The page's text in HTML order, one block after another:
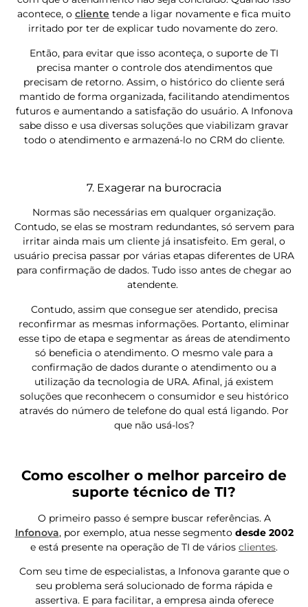
acontece, o cliente tende a ligar novamente e fica muito
irritado por ter de explicar tudo novamente do zero.
Então, para evitar que isso aconteça, o suporte de TI
precisa manter o controle dos atendimentos que
precisam de retorno. Assim, o histórico do cliente será
mantido de forma organizada, facilitando atendimentos
futuros e aumentando a satisfação do usuário. A Infonova
sabe disso e usa diversas soluções que viabilizam gravar
todo o atendimento e armazená-lo no CRM do cliente.
7. Exagerar na burocracia
Normas são necessárias em qualquer organização.
Contudo, se elas se mostram redundantes, só servem para
irritar ainda mais um cliente já insatisfeito. Em geral, o
usuário precisa passar por várias etapas diferentes de URA
para confirmação de dados. Tudo isso antes de chegar ao
atendente.
Contudo, assim que consegue ser atendido, precisa
reconfirmar as mesmas informações. Portanto, eliminar
esse tipo de etapa e segmentar as áreas de atendimento
só beneficia o atendimento. O mesmo vale para a
confirmação de dados durante o atendimento ou a
utilização da tecnologia de URA. Afinal, já existem
soluções que reconhecem o consumidor e seu histórico
através do número de telefone do qual está ligando. Por
que não usá-los?
Como escolher o melhor parceiro de
suporte técnico de TI?
O primeiro passo é sempre buscar referências. A
Infonova, por exemplo, atua nesse segmento desde 2002
e está presente na operação de TI de vários clientes.
Com seu time de especialistas, a Infonova garante que o
seu problema será solucionado de forma rápida e
assertiva. E para facilitar, a empresa ainda oferece